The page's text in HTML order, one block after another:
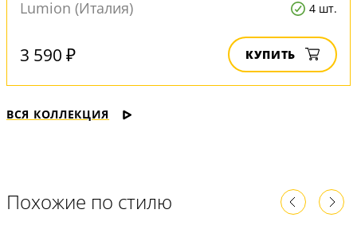
Lumion (Италия) 4 шт.
3 590 ₽ КУПИТЬ
ВСЯ КОЛЛЕКЦИЯ
Похожие по стилю